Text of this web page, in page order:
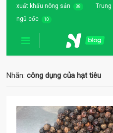
xuất khẩu nông sản 38 Trung
ngũ cốc 10
Nhãn:công dụng của hạt tiêu